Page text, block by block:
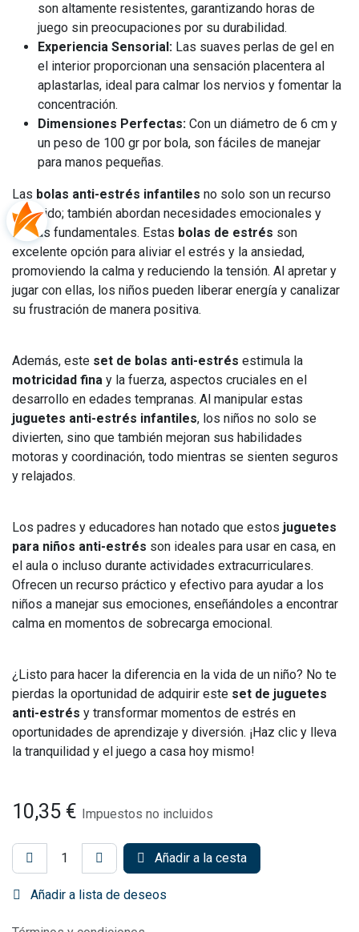
son altamente resistentes, garantizando horas de
juego sin preocupaciones por su durabilidad.
Experiencia Sensorial: Las suaves perlas de gel en
el interior proporcionan una sensación placentera al
aplastarlas, ideal para calmar los nervios y fomentar la
concentración.
Dimensiones Perfectas: Con un diámetro de 6 cm y
un peso de 100 gr por bola, son fáciles de manejar
para manos pequeñas.
Las bolas anti-estrés infantiles no solo son un recurso
divertido; también abordan necesidades emocionales y
físicas fundamentales. Estas bolas de estrés son
excelente opción para aliviar el estrés y la ansiedad,
promoviendo la calma y reduciendo la tensión. Al apretar y
jugar con ellas, los niños pueden liberar energía y canalizar
su frustración de manera positiva.
Además, este set de bolas anti-estrés estimula la
motricidad fina y la fuerza, aspectos cruciales en el
desarrollo en edades tempranas. Al manipular estas
juguetes anti-estrés infantiles, los niños no solo se
divierten, sino que también mejoran sus habilidades
motoras y coordinación, todo mientras se sienten seguros
y relajados.
Los padres y educadores han notado que estos juguetes
para niños anti-estrés son ideales para usar en casa, en
el aula o incluso durante actividades extracurriculares.
Ofrecen un recurso práctico y efectivo para ayudar a los
niños a manejar sus emociones, enseñándoles a encontrar
calma en momentos de sobrecarga emocional.
¿Listo para hacer la diferencia en la vida de un niño? No te
pierdas la oportunidad de adquirir este set de juguetes
anti-estrés y transformar momentos de estrés en
oportunidades de aprendizaje y diversión. ¡Haz clic y lleva
la tranquilidad y el juego a casa hoy mismo!
10,35 € Impuestos no incluidos
Añadir a la cesta
Añadir a lista de deseos